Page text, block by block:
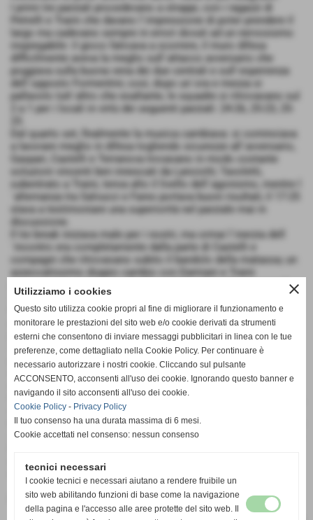
I primi tre parziali procedevano a strappi, con i ragazzi di
Petrelli e Traini che davano l´impressione di poter prendere il
largo ma cadevano sempre in errori dovuti ad un nervosismo
inspiegabile: il gioco faticava a scorrere, il muro difesa
difficilmente aveva la meglio sull´attacco avversario che
poggiava sulla buona vena dei due centrali e sull´esperienza
dell´opposto Formentini; così, dopo un´ora e mezza si
pallavolo tutt´altro che esaltante, le squadre si ritrovavano sul
2 a 1 per i locali in virtù dei seguenti parziali: 24-26, 25-23, 25-
Dal quarto set, finalmente la musica cambiava: si cominciava
a lavorare meglio in difesa togliendo sicurezze all´avversario,
Gaspari, Castelli e Terranova trovavano in modo costante
soluzioni vincenti ben innescati da Lanciotti; Tavoletti,
subentrato a Traini, tenva alto il livello dell´agonismo, mentre l
´alternanza tra Salvucci e Fares portava buoni risultati; il 17-25
stava a testimoniare una superiorità nel parziale mai in
discussione.
Il tie break iniziava male per i nostri, ma ormai l´inerzia dell
´incontro era completamente dalla parte di Castelli e
compagni che ritrovavano subito il bandolo della matassa; un
azzeccatissimo doppio cambio con Damiani e Traini
protagonisti, unito a grandi difese di Cacchiarelli, scavava il
solco definitivo per l´ 8-15 finale.
Partita dunque in agri dolce per i nostri: si poteva fare bottino
pieno contro una squadra in difficoltà per le assenze, ma si
poteva anche sbandare ulteriormente e raccogliere una brutta
sconfitta... Alla fine bene così, ma per essere ancora più
protagonisti in questa prima fase, bisognerà lavorare
maggiormente di squadra cercando di sopperire alle difficoltà
dei singoli in ogni fase delle partite.
Un sincero "in bocca al lupo" allo sfortunato Mirko Capotondo,
con la speranza di ritrovarlo quanto prima in campo.
Prossimo appuntamento per l´Offida Volley sabato pomeriggio
alle 18.30 contro i capoclassifica e favoriti per la vittoria finale
mantenere l´imbattibilità e poter scavalcare in testa al gruppo
i forti maceratesi.
Fonte:UFFICIO STAMPA
close
Utilizziamo i cookies
Questo sito utilizza cookie propri al fine di migliorare il funzionamento e
monitorare le prestazioni del sito web e/o cookie derivati da strumenti
esterni che consentono di inviare messaggi pubblicitari in linea con le tue
preferenze, come dettagliato nella Cookie Policy. Per continuare è
necessario autorizzare i nostri cookie. Cliccando sul pulsante
ACCONSENTO, acconsenti all'uso dei cookie. Ignorando questo banner e
navigando il sito acconsenti all'uso dei cookie.
Cookie Policy - Privacy Policy
Il tuo consenso ha una durata massima di 6 mesi.
Cookie accettati nel consenso: nessun consenso
tecnici necessari
I cookie tecnici e necessari aiutano a rendere fruibile un
sito web abilitando funzioni di base come la navigazione
della pagina e l'accesso alle aree protette del sito web. Il